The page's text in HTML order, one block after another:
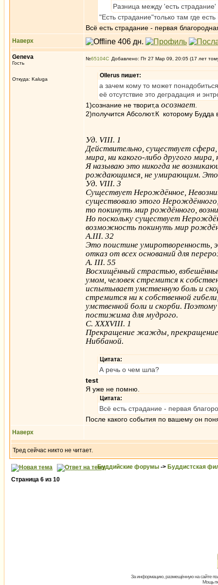
Разница между 'есть
"Есть страдание"только там где
Всё есть страдание - первая
Наверх
Geneva
Гость
Откуда: Kaluga
№65104 Добавлено: Пт 27 Мар 09, 20:05 (17 лет
Ollerus пишет:
а зачем кому то может
её отсутствие это деградация и
1)сознание не творит,а осознает
2)получится Абсолют.К которому Будда
Уд. VIII. 1
Действительно, существует
мира, ни какого-либо другого мира,
Я называю это никогда не
рождающимся, не умирающим. Это
Уд. VIII. 3
Существует Нерождённое,
существовало этого
то покинуть мир рождённого,
Но поскольку существует
возможность покинуть мир
А.III. 32
Это поистине умиротворенность,
отказ от всех оснований для
А. III. 55
Восхищённый страстью,
умом, человек стремится к
испытывает умственную боль и
стремится ни к собственной
умственной боли и скорби.
постижима для мудрого.
С. XXXVIII. 1
Прекращение жажды, прекращение
Ниббaной.
Цитата:
А речь о чем шла?
test
Я уже не помню.
Цитата:
Всё есть страдание - первая
После какого события по вашему он
Наверх
Тред сейчас никто не читает.
Буддийские форумы -> Буддистская
Страница 6 из 10
За информацию, размещённую на сайте
Мощь